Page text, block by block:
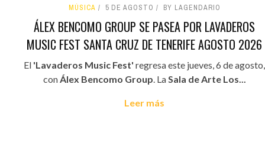
MÚSICA 5 DE AGOSTO BY LAGENDARIO
ÁLEX BENCOMO GROUP SE PASEA POR LAVADEROS
MUSIC FEST SANTA CRUZ DE TENERIFE AGOSTO 2026
El 'Lavaderos Music Fest' regresa este jueves, 6 de agosto,
conÁlex Bencomo Group. LaSala de Arte Los...
Leer más